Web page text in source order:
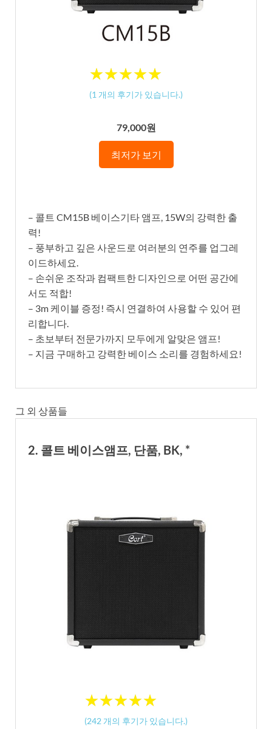
★★★★★
★★★★★
(1 개의 후기가 있습니다.)
79,000원
최저가 보기
– 콜트 CM15B 베이스기타 앰프, 15W의 강력한 출
력!
– 풍부하고 깊은 사운드로 여러분의 연주를 업그레
이드하세요.
– 손쉬운 조작과 컴팩트한 디자인으로 어떤 공간에
서도 적합!
– 3m 케이블 증정! 즉시 연결하여 사용할 수 있어 편
리합니다.
– 초보부터 전문가까지 모두에게 알맞은 앰프!
– 지금 구매하고 강력한 베이스 소리를 경험하세요!
그 외 상품들
2. 콜트 베이스앰프, 단품, BK, *
★★★★★
★★★★★
(242 개의 후기가 있습니다.)